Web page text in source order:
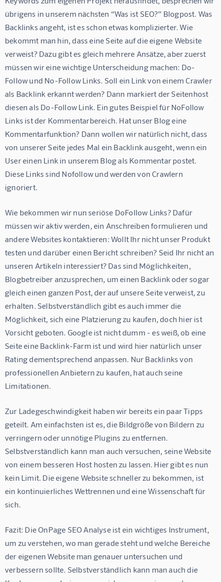
übrigens in unserem nächsten “Was ist SEO?” Blogpost. Was
Backlinks angeht, ist es schon etwas komplizierter. Wie
bekommt man hin, dass eine Seite auf die eigene Website
verweist? Dazu gibt es gleich mehrere Ansätze, aber zuerst
müssen wir eine wichtige Unterscheidung machen: Do-
Follow und No-Follow Links. Soll ein Link von einem Crawler
als Backlink erkannt werden? Dann markiert der Seitenhost
diesen als Do-Follow Link. Ein gutes Beispiel für NoFollow
Links ist der Kommentarbereich. Hat unser Blog eine
Kommentarfunktion? Dann wollen wir natürlich nicht, dass
von unserer Seite jedes Mal ein Backlink ausgeht, wenn ein
User einen Link in unserem Blog als Kommentar postet.
Diese Links sind Nofollow und werden von Crawlern
ignoriert.
Wie bekommen wir nun seriöse DoFollow Links? Dafür
müssen wir aktiv werden, ein Anschreiben formulieren und
andere Websites kontaktieren: Wollt Ihr nicht unser Produkt
testen und darüber einen Bericht schreiben? Seid Ihr nicht an
unseren Artikeln interessiert? Das sind Möglichkeiten,
Blogbetreiber anzusprechen, um einen Backlink oder sogar
gleich einen ganzen Post, der auf unsere Seite verweist, zu
erhalten. Selbstverständlich gibt es auch immer die
Möglichkeit, sich eine Platzierung zu kaufen, doch hier ist
Vorsicht geboten. Google ist nicht dumm - es weiß, ob eine
Seite eine Backlink-Farm ist und wird hier natürlich unser
Rating dementsprechend anpassen. Nur Backlinks von
professionellen Anbietern zu kaufen, hat auch seine
Limitationen.
Zur Ladegeschwindigkeit haben wir bereits ein paar Tipps
geteilt. Am einfachsten ist es, die Bildgröße von Bildern zu
verringern oder unnötige Plugins zu entfernen.
Selbstverständlich kann man auch versuchen, seine Website
von einem besseren Host hosten zu lassen. Hier gibt es nun
kein Limit. Die eigene Website schneller zu bekommen, ist
ein kontinuierliches Wettrennen und eine Wissenschaft für
sich.
Fazit: Die OnPage SEO Analyse ist ein wichtiges Instrument,
um zu verstehen, wo man gerade steht und welche Bereiche
der eigenen Website man genauer untersuchen und
verbessern sollte. Selbstverständlich kann man auch die